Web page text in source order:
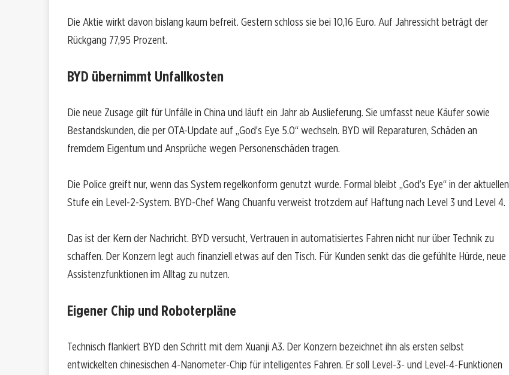
Die Aktie wirkt davon bislang kaum befreit. Gestern schloss sie bei 10,16 Euro. Auf Jahressicht beträgt der
Rückgang 77,95 Prozent.
BYD übernimmt Unfallkosten
Die neue Zusage gilt für Unfälle in China und läuft ein Jahr ab Auslieferung. Sie umfasst neue Käufer sowie
Bestandskunden, die per OTA-Update auf „God’s Eye 5.0“ wechseln. BYD will Reparaturen, Schäden an
fremdem Eigentum und Ansprüche wegen Personenschäden tragen.
Die Police greift nur, wenn das System regelkonform genutzt wurde. Formal bleibt „God’s Eye“ in der aktuellen
Stufe ein Level-2-System. BYD-Chef Wang Chuanfu verweist trotzdem auf Haftung nach Level 3 und Level 4.
Das ist der Kern der Nachricht. BYD versucht, Vertrauen in automatisiertes Fahren nicht nur über Technik zu
schaffen. Der Konzern legt auch finanziell etwas auf den Tisch. Für Kunden senkt das die gefühlte Hürde, neue
Assistenzfunktionen im Alltag zu nutzen.
Eigener Chip und Roboterpläne
Technisch flankiert BYD den Schritt mit dem Xuanji A3. Der Konzern bezeichnet ihn als ersten selbst
entwickelten chinesischen 4-Nanometer-Chip für intelligentes Fahren. Er soll Level-3- und Level-4-Funktionen